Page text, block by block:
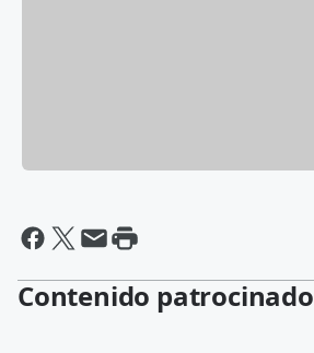
Contenido patrocinado